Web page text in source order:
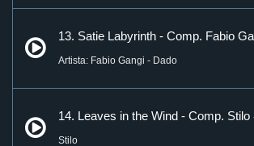
13. Satie Labyrinth - Comp. Fabio
Artista: Fabio Gangi - Dado
14. Leaves in the Wind - Comp. Stilo
Stilo